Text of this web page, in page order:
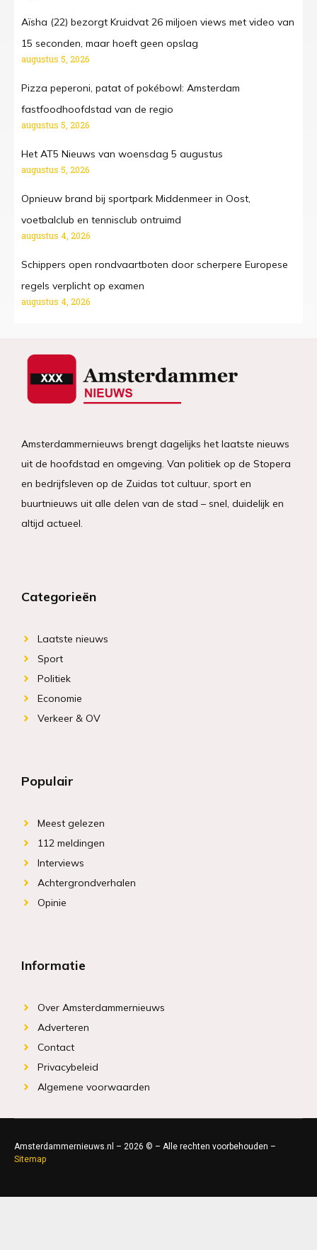
Aïsha (22) bezorgt Kruidvat 26 miljoen views met video van
15 seconden, maar hoeft geen opslag
augustus 5, 2026
Pizza peperoni, patat of pokébowl: Amsterdam
fastfoodhoofdstad van de regio
augustus 5, 2026
Het AT5 Nieuws van woensdag 5 augustus
augustus 5, 2026
Opnieuw brand bij sportpark Middenmeer in Oost,
voetbalclub en tennisclub ontruimd
augustus 4, 2026
Schippers open rondvaartboten door scherpere Europese
regels verplicht op examen
augustus 4, 2026
Amsterdammernieuws brengt dagelijks het laatste nieuws
uit de hoofdstad en omgeving. Van politiek op de Stopera
en bedrijfsleven op de Zuidas tot cultuur, sport en
buurtnieuws uit alle delen van de stad – snel, duidelijk en
altijd actueel.
Categorieën
Laatste nieuws
Sport
Politiek
Economie
Verkeer & OV
Populair
Meest gelezen
112 meldingen
Interviews
Achtergrondverhalen
Opinie
Informatie
Over Amsterdammernieuws
Adverteren
Contact
Privacybeleid
Algemene voorwaarden
Amsterdammernieuws.nl – 2026 © – Alle rechten voorbehouden –
Sitemap